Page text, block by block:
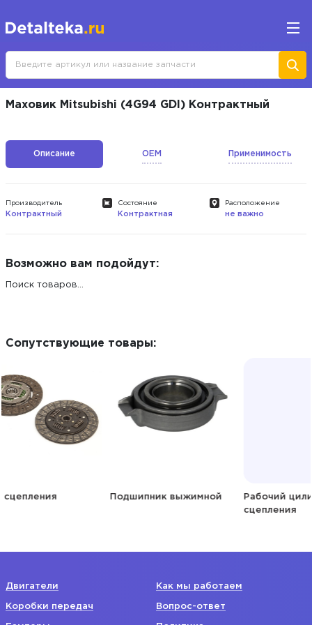
Маховик Mitsubishi (4G94 GDI) Контрактный
Описание OEM Применимость
Производитель
Контрактный
Состояние
Контрактная
Расположение
не важно
Возможно вам подойдут:
Поиск товаров...
Сопутствующие товары:
Подшипник выжимной
Рабочий цилиндр
Двигатели
Коробки передач
Как мы работаем
Вопрос-ответ